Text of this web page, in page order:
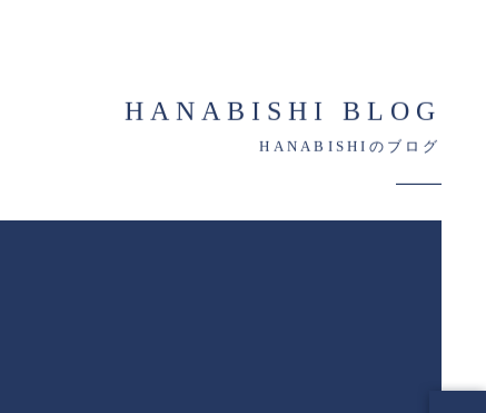
HANABISHI BLOG
HANABISHIのブログ